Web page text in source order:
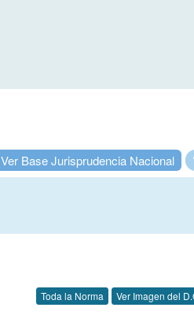
Ver Base Jurisprudencia Nacional
Toda la Norma Ver Imagen del